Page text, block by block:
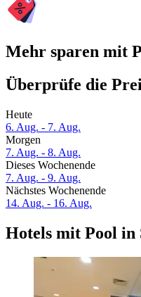
Mehr sparen mit
Überprüfe die
Heute
6. Aug. - 7. Aug.
Morgen
7. Aug. - 8. Aug.
Dieses Wochenende
7. Aug. - 9. Aug.
Nächstes Wochenende
14. Aug. - 16. Aug.
Hotels mit Pool in